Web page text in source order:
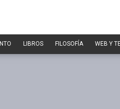
LIBROS FILOSOFÍA WEB Y